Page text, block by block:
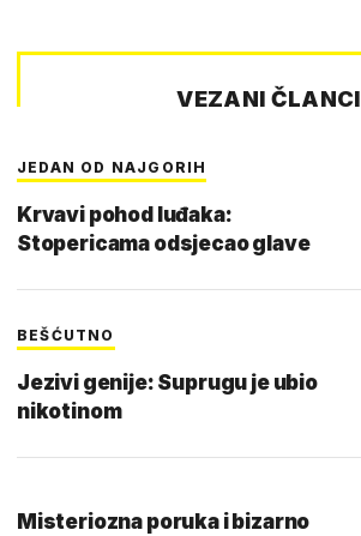
VEZANI ČLANCI
JEDAN OD NAJGORIH
Krvavi pohod luđaka:
Stopericama odsjecao glave
BEŠĆUTNO
Jezivi genije: Suprugu je ubio
nikotinom
Misteriozna poruka i bizarno